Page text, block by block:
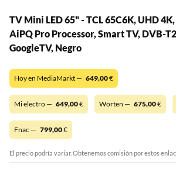
TV Mini LED 65" - TCL 65C6K, UHD 4K,
AiPQ Pro Processor, Smart TV, DVB-
GoogleTV, Negro
Hoy en MediaMarkt — 649,00€
Mi electro — 649,00€ Worten — 675,00€
Fnac — 799,00€
El precio podría variar. Obtenemos comisión por estos